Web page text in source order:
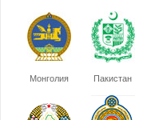
Монголия Пакистан